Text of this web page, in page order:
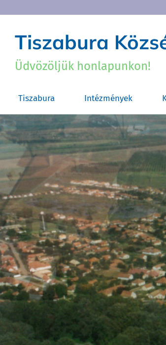
Tiszabura
Üdvözöljük honlapunkon!
Tiszabura Intézmények